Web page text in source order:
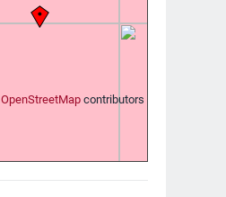
OpenStreetMapcontributors